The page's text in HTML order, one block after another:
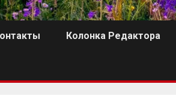
Колонка Редактора